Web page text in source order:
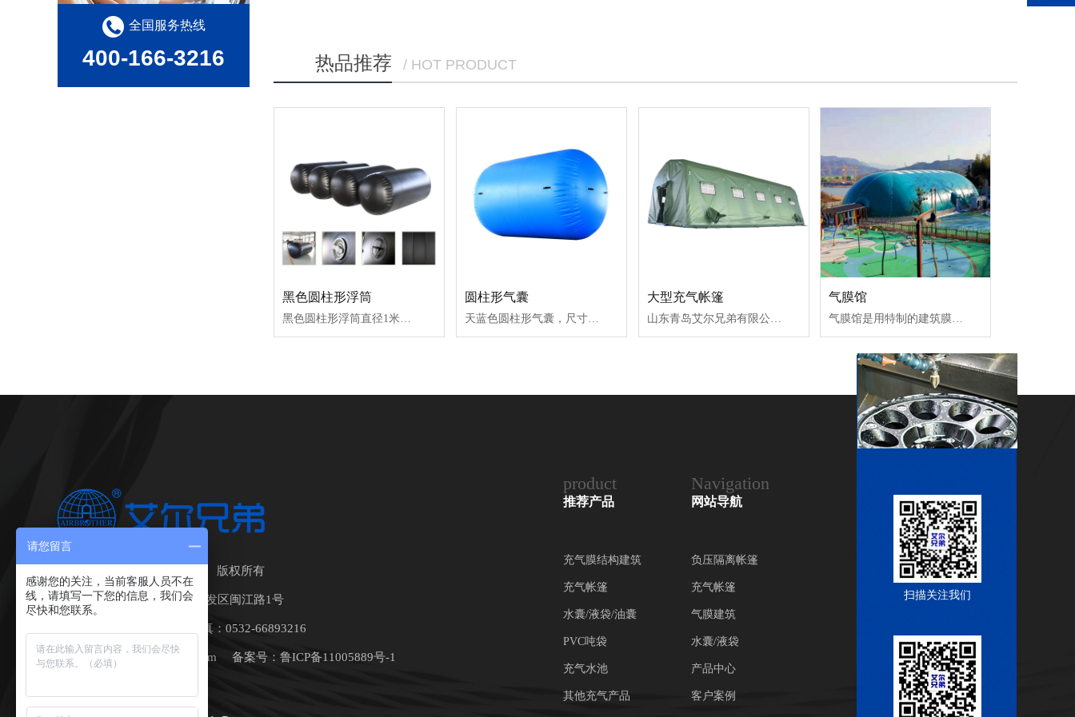
热品推荐 / HOT PRODUCT
黑色圆柱形浮筒 圆柱形气囊
天蓝色圆柱形气囊，尺寸：直径3.3米，长度3.8米，采用1.2mmPVC
大型充气帐篷 气膜馆
全国服务热线
400-166-3216
青岛艾尔兄弟科技有限公司 版权所有
地址：中国•青岛莱西经济开发区闽江路1号
座机：0532-88492720 传真：0532-66893216
邮箱：airbrother312@163.com 备案号： 鲁ICP备11005889号-1
product
推荐产品
充气膜结构建筑
充气帐篷
水囊/液袋/油囊
PVC吨袋
充气水池
其他充气产品
Navigation
网站导航
负压隔离帐篷
充气帐篷
气膜建筑
水囊/液袋
产品中心
客户案例
扫描关注我们
请您留言
感谢您的关注，当前客服人员不在
线，请填写一下您的信息，我们会
尽快和您联系。